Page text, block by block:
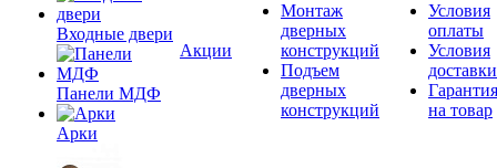
Входные двери
Панели МДФ
Арки
Акции
Монтаж
дверных
конструкций
Подъем
дверных
конструкций
Условия
оплаты
Условия
доставки
Гарантия
на товар